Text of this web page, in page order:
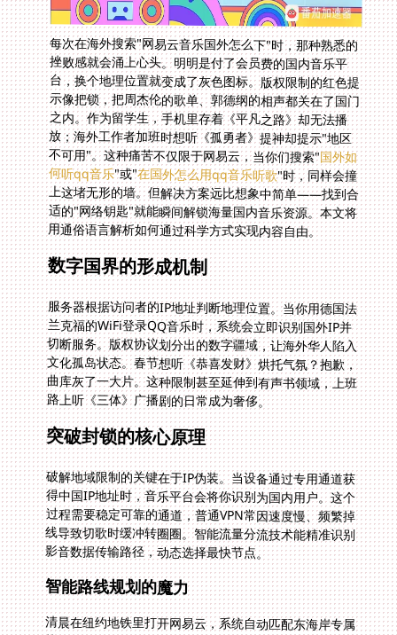
每次在海外搜索"网易云音乐国外怎么下"时，那种熟悉的
挫败感就会涌上心头。明明是付了会员费的国内音乐平
台，换个地理位置就变成了灰色图标。版权限制的红色提
示像把锁，把周杰伦的歌单、郭德纲的相声都关在了国门
之内。作为留学生，手机里存着《平凡之路》却无法播
放；海外工作者加班时想听《孤勇者》提神却提示"地区
不可用"。这种痛苦不仅限于网易云，当你们搜索"国外如
何听qq音乐"或"在国外怎么用qq音乐听歌"时，同样会撞
上这堵无形的墙。但解决方案远比想象中简单——找到合
适的"网络钥匙"就能瞬间解锁海量国内音乐资源。本文将
用通俗语言解析如何通过科学方式实现内容自由。
数字国界的形成机制
服务器根据访问者的IP地址判断地理位置。当你用德国法
兰克福的WiFi登录QQ音乐时，系统会立即识别国外IP并
切断服务。版权协议划分出的数字疆域，让海外华人陷入
文化孤岛状态。春节想听《恭喜发财》烘托气氛？抱歉，
曲库灰了一大片。这种限制甚至延伸到有声书领域，上班
路上听《三体》广播剧的日常成为奢侈。
突破封锁的核心原理
破解地域限制的关键在于IP伪装。当设备通过专用通道获
得中国IP地址时，音乐平台会将你识别为国内用户。这个
过程需要稳定可靠的通道，普通VPN常因速度慢、频繁掉
线导致切歌时缓冲转圈圈。智能流量分流技术能精准识别
影音数据传输路径，动态选择最快节点。
智能路线规划的魔力
清晨在纽约地铁里打开网易云，系统自动匹配东海岸专属
节点；深夜悉尼公寓想听国内电台，立即切换到华南线
路。全球分布的服务器节点组成无形桥梁，任何地点都能
建立直达国内的高速通道。这种动态优化能力，让东京到